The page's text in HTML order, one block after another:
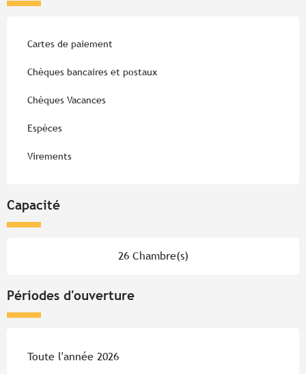
Cartes de paiement
Chèques bancaires et postaux
Chèques Vacances
Espèces
Virements
Capacité
26 Chambre(s)
Périodes d'ouverture
Toute l'année 2026